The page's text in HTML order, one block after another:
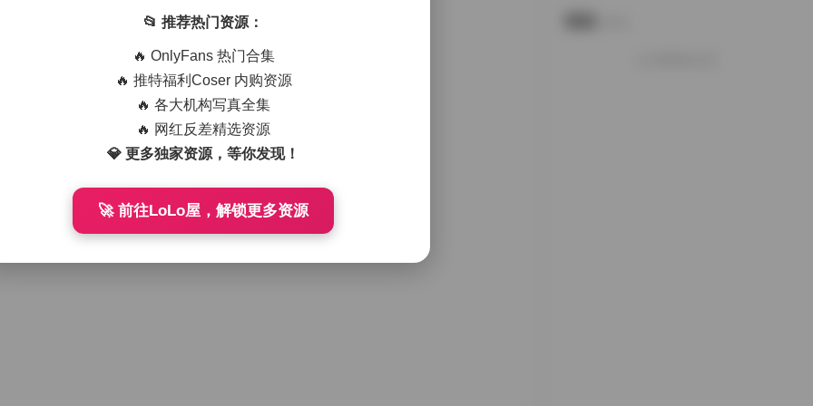
📂 推荐热门资源：
🔥 OnlyFans 热门合集
🔥 推特福利Coser 内购资源
🔥 各大机构写真全集
🔥 网红反差精选资源
💎 更多独家资源，等你发现！
🚀 前往LoLo屋，解锁更多资源